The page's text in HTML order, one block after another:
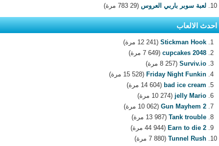
لعبة سوبر باربي العروس (29 783 مرة)
احدث الالعاب
Stickman Hook (12 241 مرة)
2048 cupcakes
(7 649 مرة)
Surviv.io (8 257 مرة)
Friday Night Funkin (15 528 مرة)
bad ice cream (14 604 مرة)
jelly Mario (10 274 مرة)
Gun Mayhem 2 (10 062 مرة)
Tank trouble (13 987 مرة)
Earn to die 2 (44 944 مرة)
Tunnel Rush (7 880 مرة)